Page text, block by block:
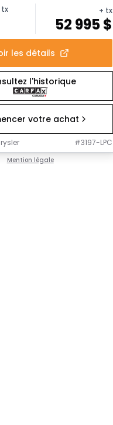
tx + tx
52 995$
les détails
l'historique
votre achat
#3197-LPC
Mention légale